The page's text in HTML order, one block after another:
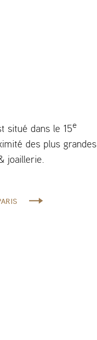
situé dans le 15e
des plus grandes
joaillerie.